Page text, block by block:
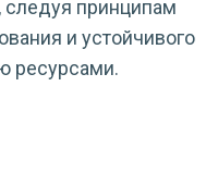
следуя принципам
и устойчивого
ресурсами.